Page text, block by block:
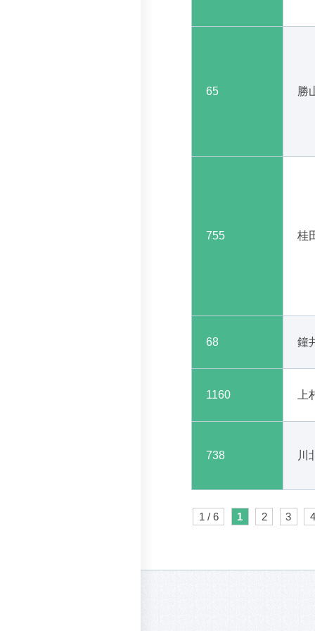
65 勝
755 桂
68 鐘
1160
738 川
1 / 6 1 2 3 4